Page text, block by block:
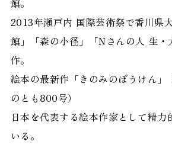
館。
2013年瀬戸内 国際芸術祭で香川県
館」「森の小径」「Nさんの人 生・
作。
絵本の最新作「きのみのぼうけん」
のとも800号）
日本を代表する絵本作家として精力
いる。